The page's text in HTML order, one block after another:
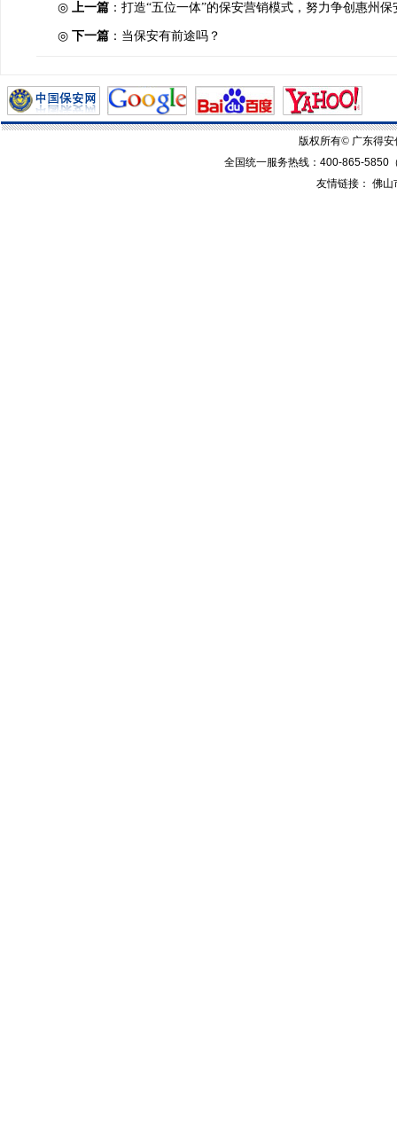
◎ 上一篇 ： 打造“五位一体”的保安营销模式，努力争创惠州
◎ 下一篇 ： 当保安有前途吗？
版权所有© 广东得
全国统一服务热线： 400-865-5850
友情链接： 佛山